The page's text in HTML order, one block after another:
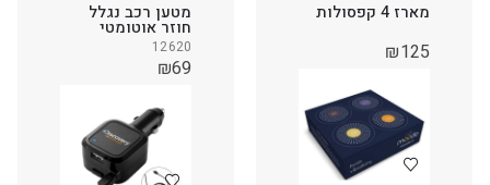
מארז 4 קפסולות
₪125
מטען רכב נגלל
חוזר אוטומטי
12620
₪69